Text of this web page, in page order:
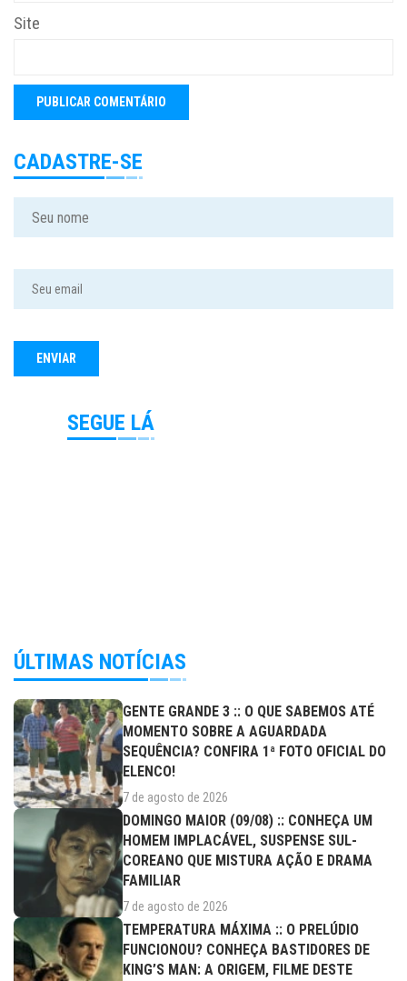
Site
CADASTRE-SE
SEGUE LÁ
ÚLTIMAS NOTÍCIAS
GENTE GRANDE 3 :: O QUE SABEMOS ATÉ
MOMENTO SOBRE A AGUARDADA
SEQUÊNCIA? CONFIRA 1ª FOTO OFICIAL DO
ELENCO!
7 de agosto de 2026
DOMINGO MAIOR (09/08) :: CONHEÇA UM
HOMEM IMPLACÁVEL, SUSPENSE SUL-
COREANO QUE MISTURA AÇÃO E DRAMA
FAMILIAR
7 de agosto de 2026
TEMPERATURA MÁXIMA :: O PRELÚDIO
FUNCIONOU? CONHEÇA BASTIDORES DE
KING’S MAN: A ORIGEM, FILME DESTE